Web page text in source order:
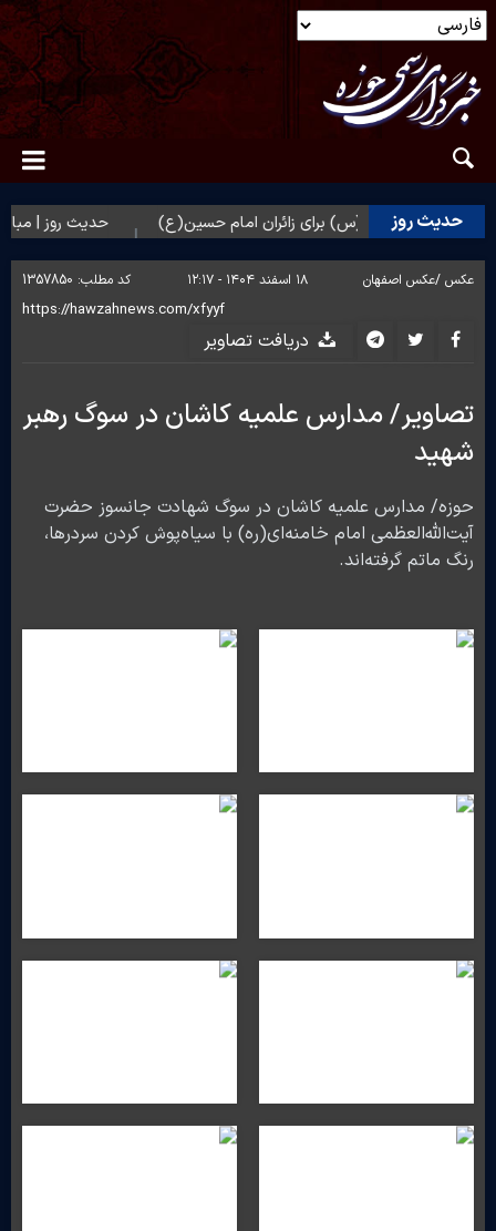
حدیث روز
حضرت زهرا(س) برای زائران امام حسین(ع) حدیث روز |
عکس /عکس اصفهان ۱۸ اسفند ۱۴۰۴ - ۱۲:۱۷ کد مطلب: 1357850
دریافت تصاویر
تصاویر/ مدارس علمیه کاشان در سوگ رهبر
شهید
حوزه/ مدارس علمیه کاشان در سوگ شهادت جانسوز حضرت
آیت‌الله‌العظمی امام خامنه‌ای(ره) با سیاه‌پوش کردن سردرها،
رنگ ماتم گرفته‌اند.